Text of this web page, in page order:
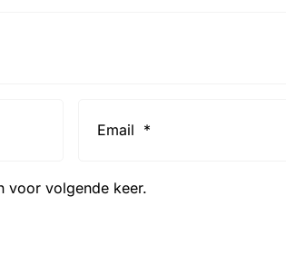
voor volgende keer.